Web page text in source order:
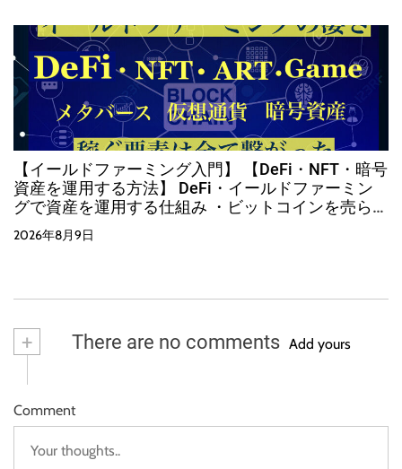
【イールドファーミング入門】 【DeFi・NFT・暗号
資産を運用する方法】 DeFi・イールドファーミン
グで資産を運用する仕組み ・ビットコインを売らず
に運用する方法
2026年8月9日
+ There are no comments Add yours
Comment